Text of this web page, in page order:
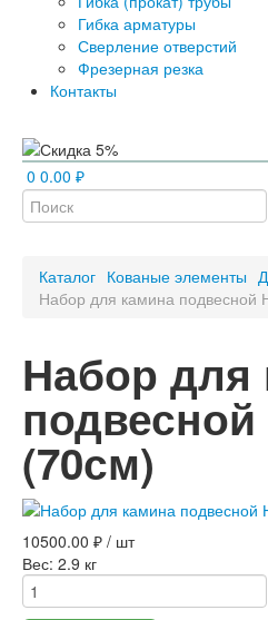
Гибка арматуры
Сверление отверстий
Фрезерная резка
Контакты
0 0.00 ₽
Каталог Кованые элементы
Набор для камина подвесной
Набор для
(70см)
10500.00 ₽ / шт
Вес: 2.9 кг